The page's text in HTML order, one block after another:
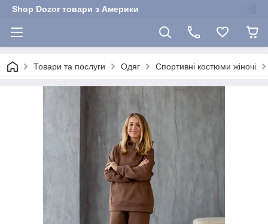
Shop Dozor товари з Америки
Товари та послуги Одяг Спортивні костюми жіночі